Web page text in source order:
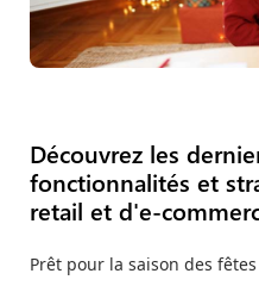
Découvrez les
fonctionnalités et
retail et d'e-
Prêt pour la saison des